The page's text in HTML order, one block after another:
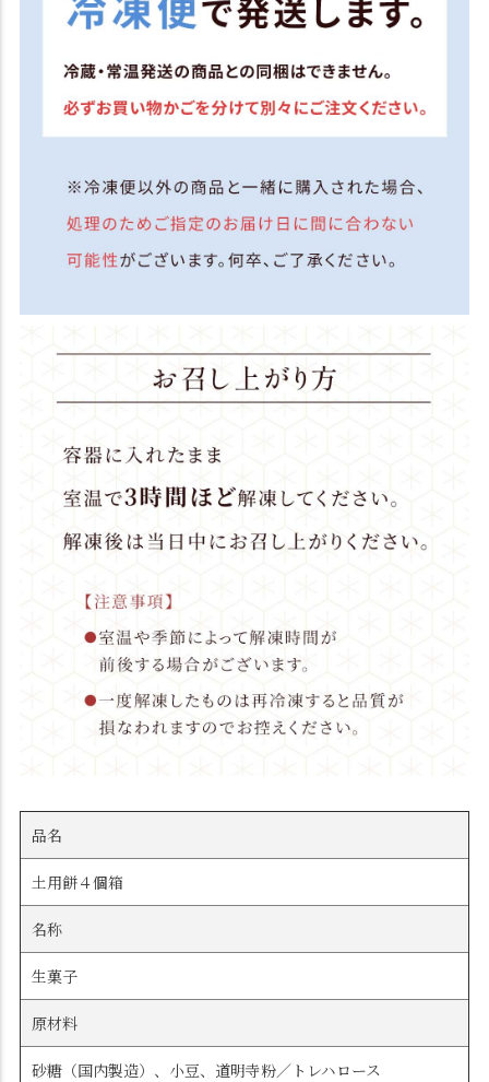
品名
土用餅４個箱
名称
生菓子
原材料
砂糖（国内製造）、小豆、道明寺粉／トレハロース